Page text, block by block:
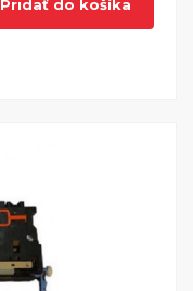
Pridať do košíka